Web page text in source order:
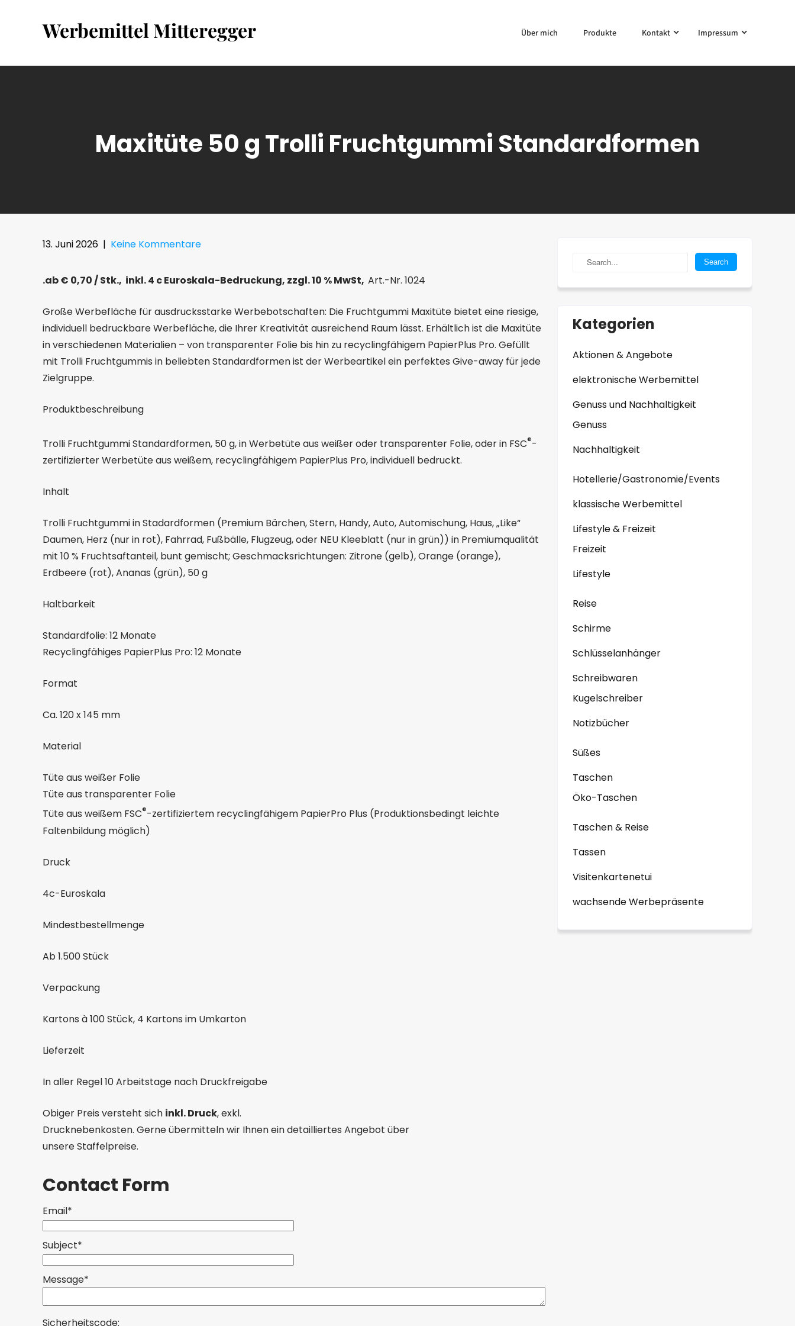
Werbemittel Mitteregger Über mich Produkte Kontakt Impressum
Maxitüte 50 g Trolli Fruchtgummi Standardformen
13. Juni 2026 | Keine Kommentare
.ab € 0,70 / Stk., inkl. 4 c Euroskala-Bedruckung, zzgl. 10 % MwSt, Art.-Nr. 1024
Große Werbefläche für ausdrucksstarke Werbebotschaften: Die Fruchtgummi Maxitüte bietet eine riesige,
individuell bedruckbare Werbefläche, die Ihrer Kreativität ausreichend Raum lässt. Erhältlich ist die Maxitüte
in verschiedenen Materialien – von transparenter Folie bis hin zu recyclingfähigem PapierPlus Pro. Gefüllt
mit Trolli Fruchtgummis in beliebten Standardformen ist der Werbeartikel ein perfektes Give-away für jede
Zielgruppe.
Produktbeschreibung
Trolli Fruchtgummi Standardformen, 50 g, in Werbetüte aus weißer oder transparenter Folie, oder in FSC®-
zertifizierter Werbetüte aus weißem, recyclingfähigem PapierPlus Pro, individuell bedruckt.
Inhalt
Trolli Fruchtgummi in Stadardformen (Premium Bärchen, Stern, Handy, Auto, Automischung, Haus, „Like“
Daumen, Herz (nur in rot), Fahrrad, Fußbälle, Flugzeug, oder NEU Kleeblatt (nur in grün)) in Premiumqualität
mit 10 % Fruchtsaftanteil, bunt gemischt; Geschmacksrichtungen: Zitrone (gelb), Orange (orange),
Erdbeere (rot), Ananas (grün), 50 g
Haltbarkeit
Standardfolie: 12 Monate
Recyclingfähiges PapierPlus Pro: 12 Monate
Format
Ca. 120 x 145 mm
Material
Tüte aus weißer Folie
Tüte aus transparenter Folie
Tüte aus weißem FSC®-zertifiziertem recyclingfähigem PapierPro Plus (Produktionsbedingt leichte
Faltenbildung möglich)
Druck
4c-Euroskala
Mindestbestellmenge
Ab 1.500 Stück
Verpackung
Kartons à 100 Stück, 4 Kartons im Umkarton
Lieferzeit
In aller Regel 10 Arbeitstage nach Druckfreigabe
Obiger Preis versteht sich inkl. Druck, exkl.
Drucknebenkosten. Gerne übermitteln wir Ihnen ein detailliertes Angebot über
unsere Staffelpreise.
Contact Form
Email*
Subject*
Message*
Sicherheitscode:
Kategorien
Aktionen & Angebote
elektronische Werbemittel
Genuss und Nachhaltigkeit
Genuss
Nachhaltigkeit
Hotellerie/Gastronomie/Events
klassische Werbemittel
Lifestyle & Freizeit
Freizeit
Lifestyle
Reise
Schirme
Schlüsselanhänger
Schreibwaren
Kugelschreiber
Notizbücher
Süßes
Taschen
Öko-Taschen
Taschen & Reise
Tassen
Visitenkartenetui
wachsende Werbepräsente